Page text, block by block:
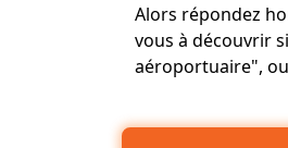
Alors répondez
vous à découvrir
aéroportuaire",